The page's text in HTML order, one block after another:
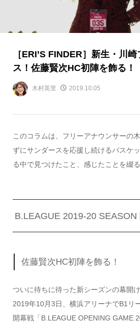
［ERI’S FINDER］新生・川
ス！佐藤賢次HC初陣を飾る！
木村英里 2019.10.05
このコラムは、フリーアナウンサーの
ずにサンダースを応援し続けるバスケ
る中で見つけたこと、感じたことを綴
B.LEAGUE 2019-20 SEASON
佐藤賢次HC初陣を飾る！
ついに待ちに待った新シーズンの幕開け
2019年10月3日、横浜アリーナでB1リ
開幕戦「B.LEAGUE OPENING GAME